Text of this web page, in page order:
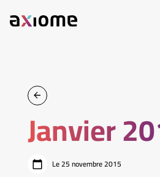
Janvier
Le 25 novembre 2015